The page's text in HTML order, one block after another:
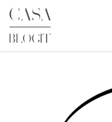
Skip
content